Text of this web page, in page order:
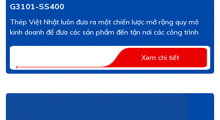
G3101-SS400
Thép Việt Nhật luôn đưa ra một chiến lược mở rộng quy mô
kinh doanh để đưa các sản phẩm đến tận nơi các công trình
Xem chi tiết